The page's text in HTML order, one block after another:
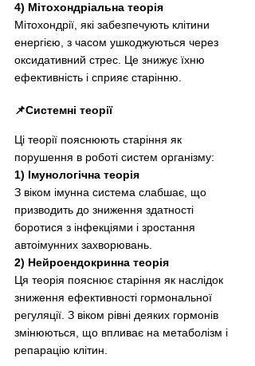
4) Мітохондріальна теорія
Мітохондрії, які забезпечують клітини
енергією, з часом ушкоджуються через
оксидативний стрес. Це знижує їхню
ефективність і сприяє старінню.
📌Системні теорії
Ці теорії пояснюють старіння як
порушення в роботі систем організму:
1) Імунологічна теорія
З віком імунна система слабшає, що
призводить до зниження здатності
боротися з інфекціями і зростання
автоімунних захворювань.
2) Нейроендокринна теорія
Ця теорія пояснює старіння як наслідок
зниження ефективності гормональної
регуляції. З віком рівні деяких гормонів
змінюються, що впливає на метаболізм і
репарацію клітин.